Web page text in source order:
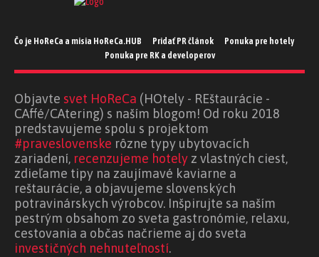
Čo je HoReCa a misia HoReCa.HUB Pridať PR článok
Ponuka pre hotely
Ponuka pre RK a developerov
Objavte svet HoReCa (HOtely - REštaurácie -
CAffé/CAtering) s naším blogom! Od roku 2018
predstavujeme spolu s projektom
#praveslovenske rôzne typy ubytovacích
zariadení, recenzujeme hotely z vlastných ciest,
zdieľame tipy na zaujímavé kaviarne a
reštaurácie, a objavujeme slovenských
potravinárskych výrobcov. Inšpirujte sa naším
pestrým obsahom zo sveta gastronómie, relaxu,
cestovania a občas načrieme aj do sveta
investičných nehnuteľností.